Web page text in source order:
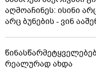
აღმოაჩინეს: ისინი
არც ბუნების - ვინ
რეალურად ახდა